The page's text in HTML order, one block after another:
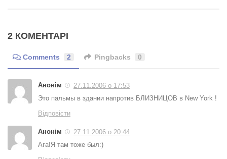
2 КОМЕНТАРІ
Comments 2 Pingbacks 0
Анонім
27.11.2006 о 17:53
Это пальмы в здании напротив БЛИЗНИЦОВ в New York !
Відповісти
Анонім
27.11.2006 о 20:44
Ага!Я там тоже был:)